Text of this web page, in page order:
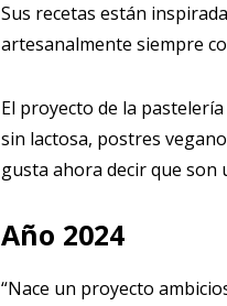
Sus recetas están
artesanalmente siempre
El proyecto de la
sin lactosa, postres
gusta ahora decir que son
Año 2024
“Nace un proyecto